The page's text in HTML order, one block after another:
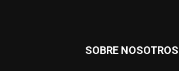
SOBRE NOSOTROS